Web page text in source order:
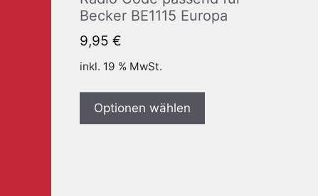
Becker BE1115 Europa
9,95 €
inkl. 19 % MwSt.
Optionen wählen